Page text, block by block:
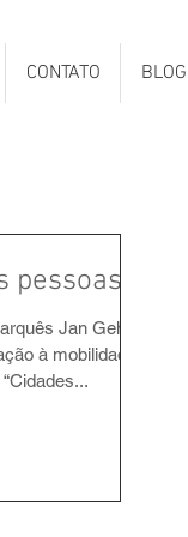
CONTATO BLOG
pessoas
Jan Gehl
à mobilidade